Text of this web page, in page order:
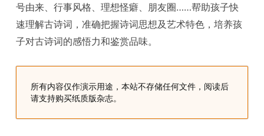
号由来、行事风格、理想怪癖、朋友圈……帮助孩子快
速理解古诗词，准确把握诗词思想及艺术特色，培养孩
子对古诗词的感悟力和鉴赏品味。
所有内容仅作演示用途，本站不存储任何文件，阅读后
请支持购买纸质版杂志。